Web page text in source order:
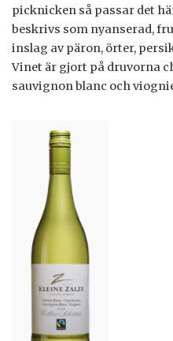
picknicken så passar det
beskrivs som nyanserad,
inslag av päron, örter,
Vinet är gjort på druvorna
sauvignon blanc och